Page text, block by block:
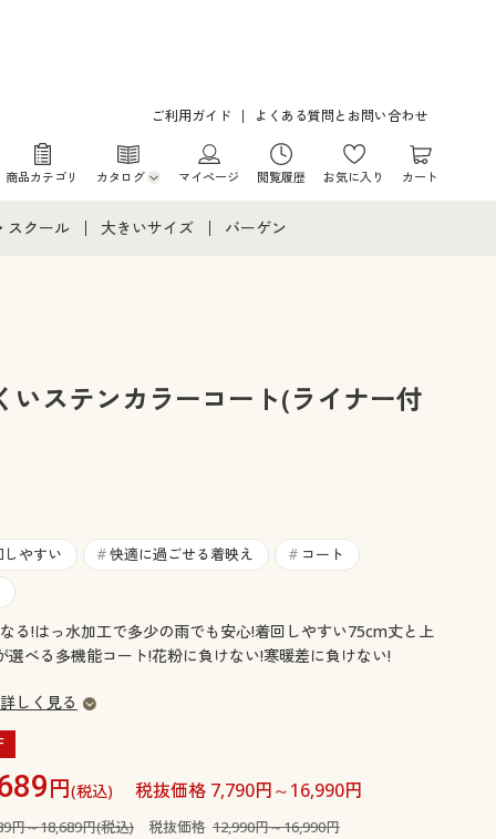
ご利用ガイド よくある質問とお問い合わせ
商品カテゴリ カタログ
カタログ・チラシからのご注文
マイページ 閲覧履歴 お気に入り カート
スクール
ア・ティーンズ下着
大きいサイズ
大きいサイズ レディース下着
バーゲン
いステンカラーコート(ライナー付
しやすい # 快適に過ごせる着映え # コート
る!はっ水加工で多少の雨でも安心!着回しやすい75cm丈と上
べる多機能コート!花粉に負けない!寒暖差に負けない!
しく見る
円(税込) 税抜価格 7,790円～16,990円
円～18,689円(税込) 税抜価格 12,990円～16,990円